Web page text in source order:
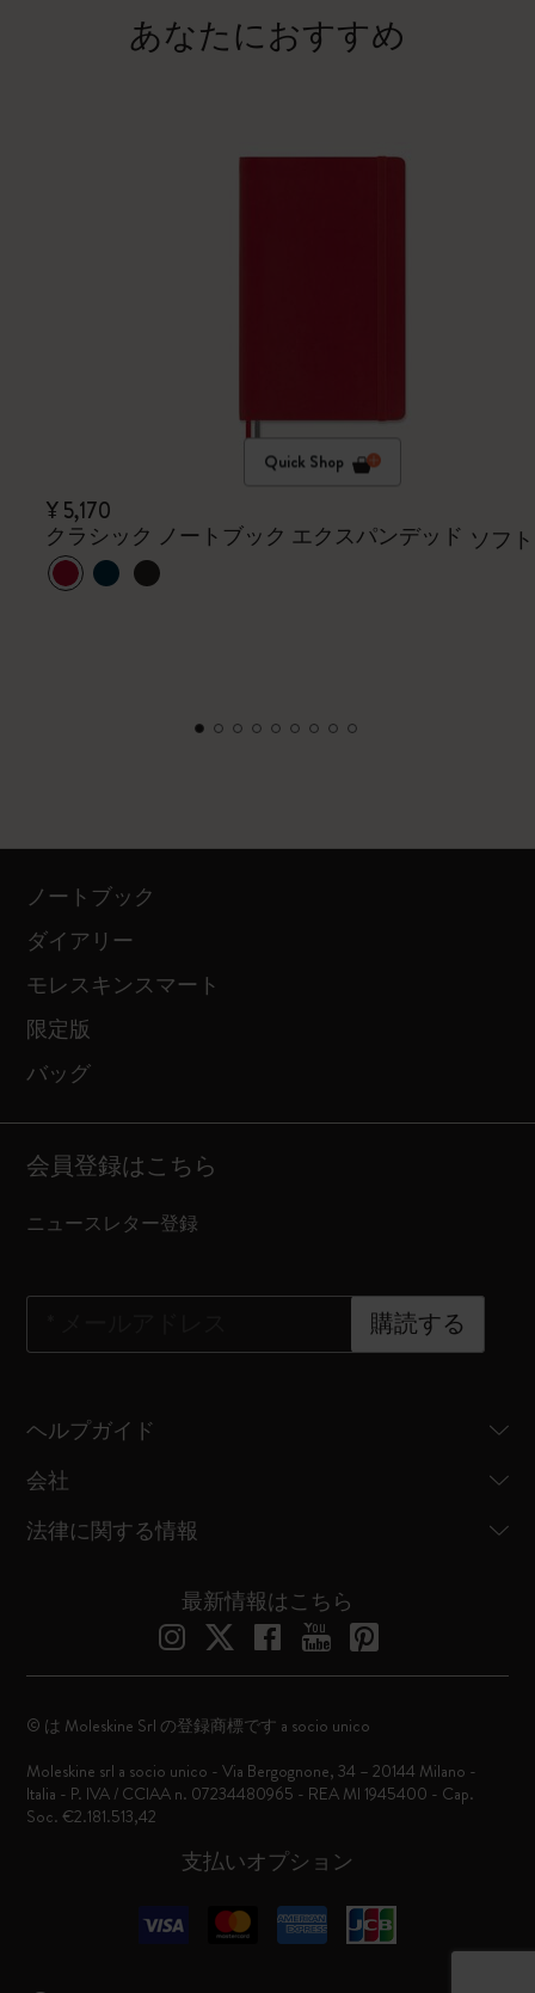
あなたにおすすめ
Quick Shop
¥ 5,170
クラシック ノートブック エクスパンデッド ソフ
ノートブック
ダイアリー
モレスキンスマート
限定版
バッグ
会員登録はこちら
ニュースレター登録
購読する
ヘルプガイド
会社
法律に関する情報
最新情報はこちら
支払いオプション
© は Moleskine Srl の登録商標です a socio unico
Moleskine srl a socio unico - Via Bergognone, 34 – 20144 Milano -
Italia - P. IVA / CCIAA n. 07234480965 - REA MI 1945400 - Cap.
Soc. €2.181.513,42